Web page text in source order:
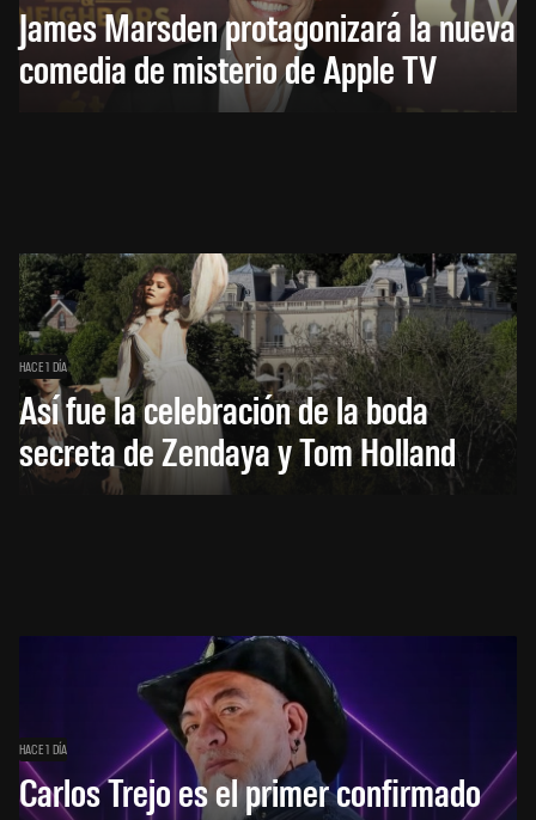
James Marsden protagonizará la nueva
comedia de misterio de Apple TV
HACE 1 DÍA
Así fue la celebración de la boda
secreta de Zendaya y Tom Holland
HACE 1 DÍA
Carlos Trejo es el primer confirmado